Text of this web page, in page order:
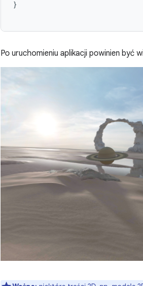
}
Po uruchomieniu aplikacji powinien być